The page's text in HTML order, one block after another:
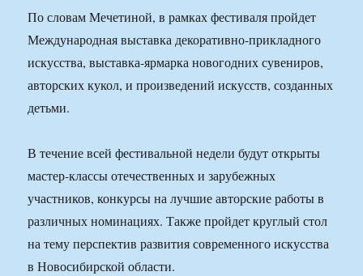
По словам Мечетиной, в рамках фестиваля пройдет
Международная выставка декоративно-прикладного
искусства, выставка-ярмарка новогодних сувениров,
авторских кукол, и произведений искусств, созданных
детьми.
В течение всей фестивальной недели будут открыты
мастер-классы отечественных и зарубежных
участников, конкурсы на лучшие авторские работы в
различных номинациях. Также пройдет круглый стол
на тему перспектив развития современного искусства
в Новосибирской области.